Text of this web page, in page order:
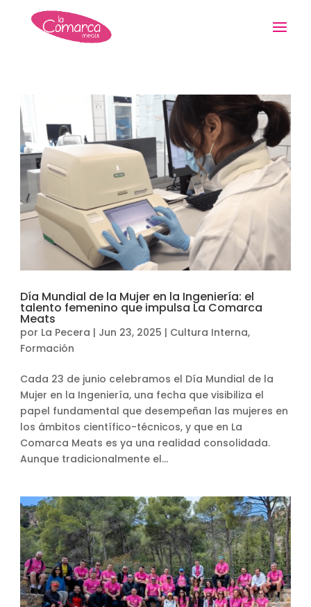
Día Mundial de la Mujer en la Ingeniería: el
talento femenino que impulsa La Comarca
Meats
por La Pecera | Jun 23, 2025 | Cultura Interna,
Formación
Cada 23 de junio celebramos el Día Mundial de la
Mujer en la Ingeniería, una fecha que visibiliza el
papel fundamental que desempeñan las mujeres en
los ámbitos científico-técnicos, y que en La
Comarca Meats es ya una realidad consolidada.
Aunque tradicionalmente el...